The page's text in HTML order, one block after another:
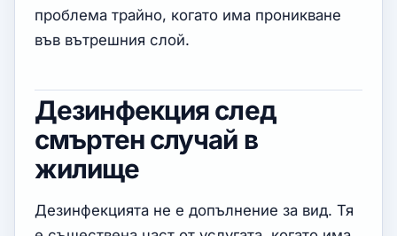
проблема трайно, когато има проникване
във вътрешния слой.
Дезинфекция след
смъртен случай в
жилище
Дезинфекцията не е допълнение за вид. Тя